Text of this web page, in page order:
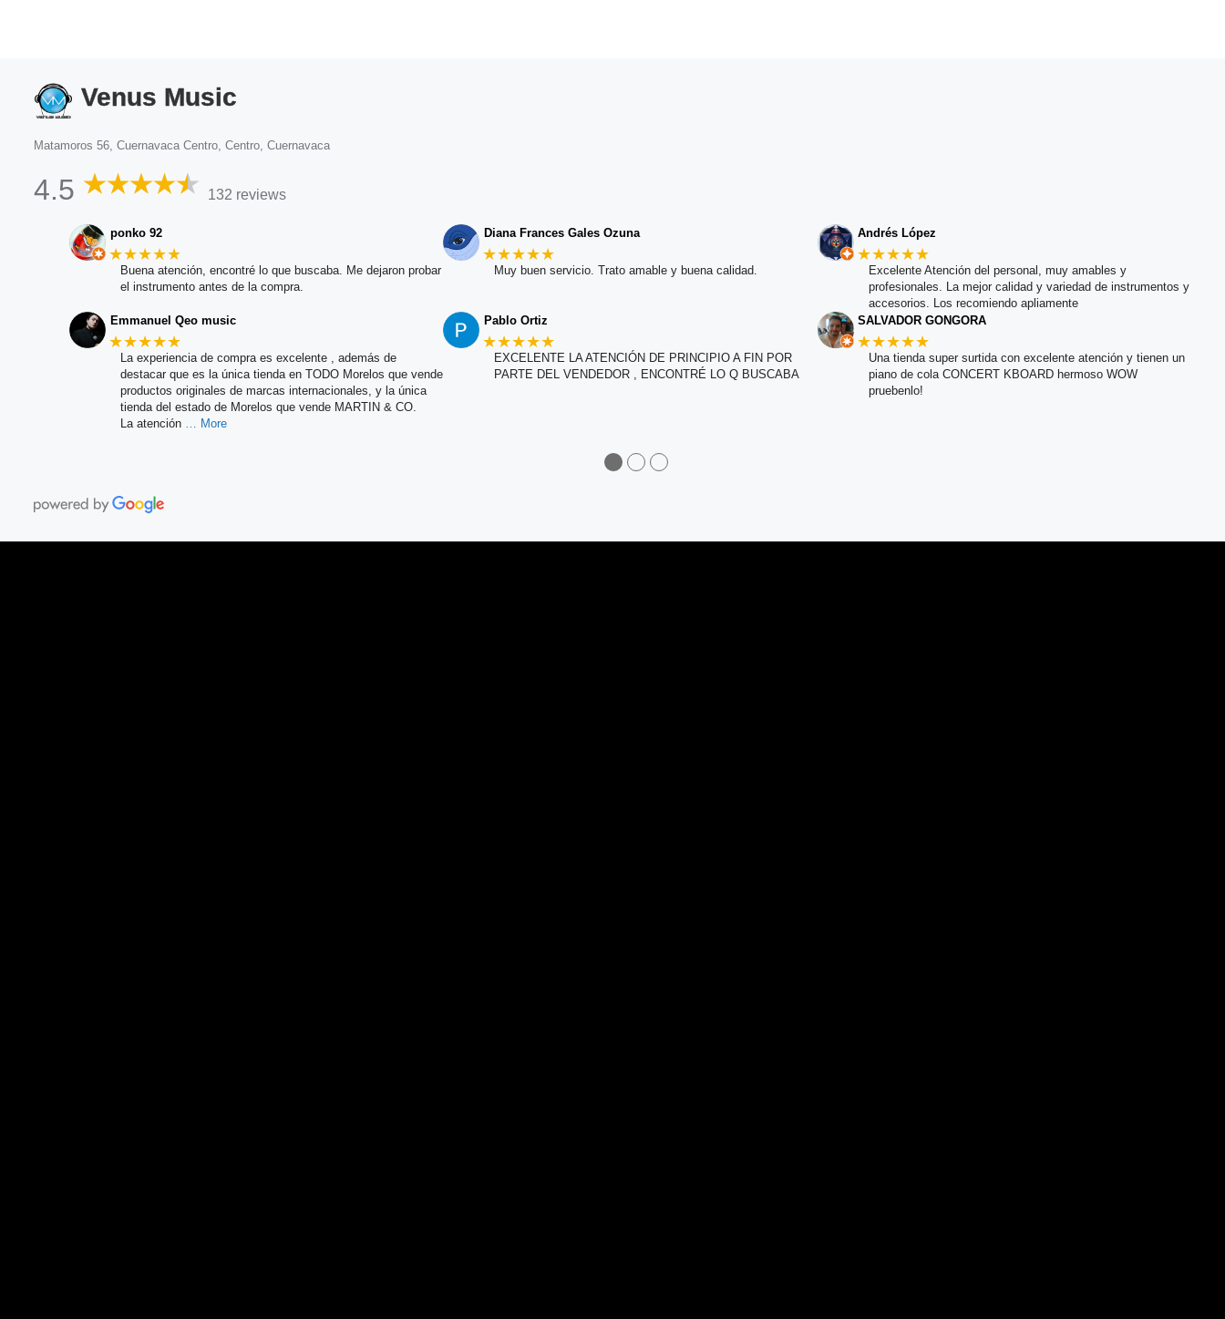
Venus Music
Matamoros 56, Cuernavaca Centro, Centro, Cuernavaca
4.5 132 reviews
ponko 92
★★★★★
Buena atención, encontré lo que buscaba. Me dejaron probar
el instrumento antes de la compra.
Diana Frances Gales Ozuna
★★★★★
Muy buen servicio. Trato amable y buena calidad.
Andrés López
★★★★★
Excelente Atención del personal, muy amables y
profesionales. La mejor calidad y variedad de instrumentos y
accesorios. Los recomiendo apliamente
Emmanuel Qeo music
★★★★★
La experiencia de compra es excelente , además de
destacar que es la única tienda en TODO Morelos que vende
productos originales de marcas internacionales, y la única
tienda del estado de Morelos que vende MARTIN & CO.
La atención … More
Pablo Ortiz
★★★★★
EXCELENTE LA ATENCIÓN DE PRINCIPIO A FIN POR
PARTE DEL VENDEDOR , ENCONTRÉ LO Q BUSCABA
SALVADOR GONGORA
★★★★★
Una tienda super surtida con excelente atención y tienen un
piano de cola CONCERT KBOARD hermoso WOW
pruebenlo!
●●●